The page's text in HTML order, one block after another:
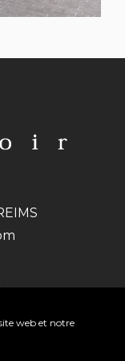
web et notre